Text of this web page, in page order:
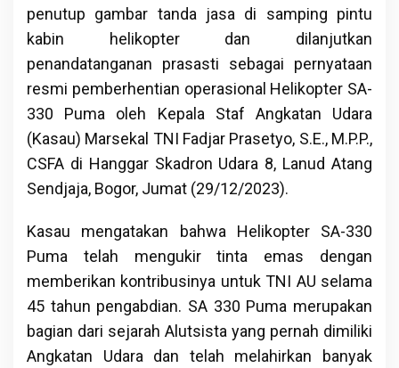
penutup gambar tanda jasa di samping pintu
kabin helikopter dan dilanjutkan
penandatanganan prasasti sebagai pernyataan
resmi pemberhentian operasional Helikopter SA-
330 Puma oleh Kepala Staf Angkatan Udara
(Kasau) Marsekal TNI Fadjar Prasetyo, S.E., M.P.P.,
CSFA di Hanggar Skadron Udara 8, Lanud Atang
Sendjaja, Bogor, Jumat (29/12/2023).
Kasau mengatakan bahwa Helikopter SA-330
Puma telah mengukir tinta emas dengan
memberikan kontribusinya untuk TNI AU selama
45 tahun pengabdian. SA 330 Puma merupakan
bagian dari sejarah Alutsista yang pernah dimiliki
Angkatan Udara dan telah melahirkan banyak